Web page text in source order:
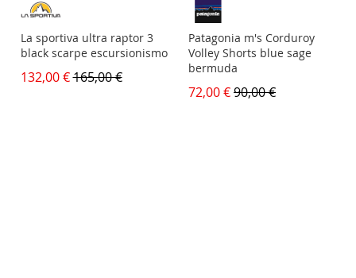
La sportiva ultra raptor 3
black scarpe escursionismo
132,00 €165,00 €
Patagonia m's Corduroy
Volley Shorts blue sage
bermuda
72,00 €90,00 €